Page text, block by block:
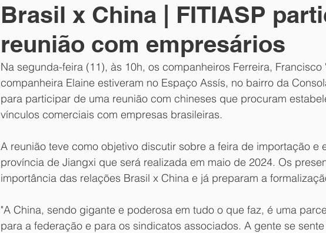
Brasil x China | FITIASP
reunião com empresários
Na segunda-feira (11), às 10h, os companheiros Ferreira, Francisco
companheira Elaine estiveram no Espaço Assís, no bairro da
para participar de uma reunião com chineses que procuram
vínculos comerciais com empresas brasileiras.
A reunião teve como objetivo discutir sobre a feira de importação e
província de Jiangxi que será realizada em maio de 2024. Os
importância das relações Brasil x China e já preparam a
"A China, sendo gigante e poderosa em tudo o que faz, é uma
para a federação e para os sindicatos associados. A gente se